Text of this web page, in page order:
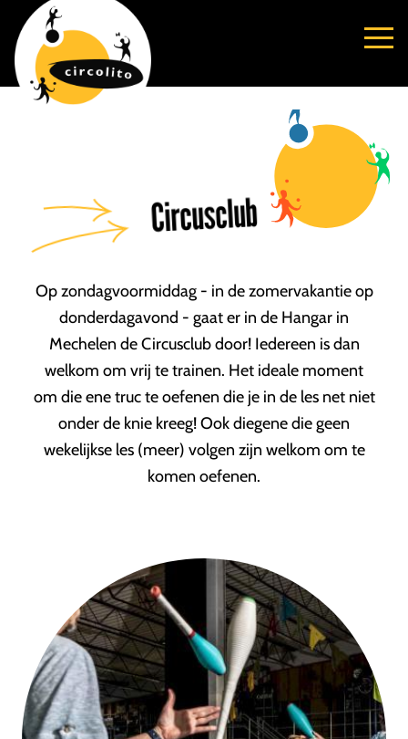
Circusclub
Op zondagvoormiddag - in de zomervakantie op
donderdagavond - gaat er in de Hangar in
Mechelen de Circusclub door! Iedereen is dan
welkom om vrij te trainen. Het ideale moment
om die ene truc te oefenen die je in de les net niet
onder de knie kreeg! Ook diegene die geen
wekelijkse les (meer) volgen zijn welkom om te
komen oefenen.